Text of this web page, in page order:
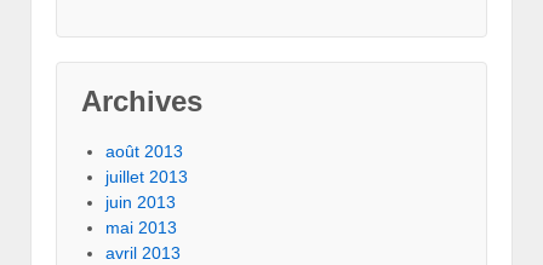
Archives
août 2013
juillet 2013
juin 2013
mai 2013
avril 2013